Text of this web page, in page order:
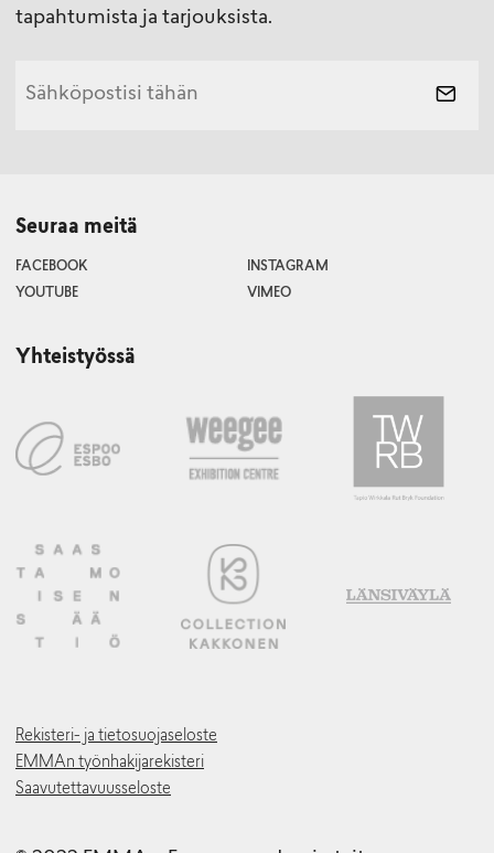
tapahtumista ja tarjouksista.
Seuraa meitä
FACEBOOK
INSTAGRAM
YOUTUBE
VIMEO
Yhteistyössä
Rekisteri- ja tietosuojaseloste
EMMAn työnhakijarekisteri
Saavutettavuusseloste